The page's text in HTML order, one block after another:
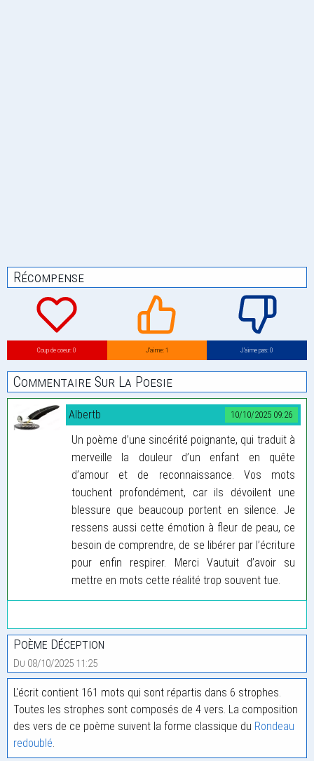
Récompense
Coup de coeur: 0 J’aime: 1 J’aime pas: 0
Commentaire Sur La Poesie
10/10/2025 09:26
Albertb
Un poème d’une sincérité poignante, qui traduit à
merveille la douleur d’un enfant en quête
d’amour et de reconnaissance. Vos mots
touchent profondément, car ils dévoilent une
blessure que beaucoup portent en silence. Je
ressens aussi cette émotion à fleur de peau, ce
besoin de comprendre, de se libérer par l’écriture
pour enfin respirer. Merci Vautuit d’avoir su
mettre en mots cette réalité trop souvent tue.
Poème Déception
Du 08/10/2025 11:25
L'écrit contient 161 mots qui sont répartis dans 6 strophes.
Toutes les strophes sont composés de 4 vers. La composition
des vers de ce poème suivent la forme classique du Rondeau
redoublé